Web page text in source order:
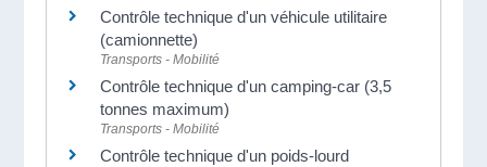
Contrôle technique d'un véhicule utilitaire
(camionnette)
Transports - Mobilité
Contrôle technique d'un camping-car (3,5
tonnes maximum)
Transports - Mobilité
Contrôle technique d'un poids-lourd